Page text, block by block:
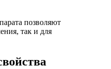
позволяют
так и для